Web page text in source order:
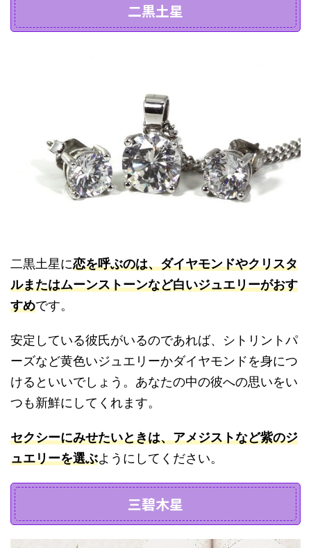
二黒土星
二黒土星に恋を呼ぶのは、ダイヤモンドやクリスタ
ルまたはムーンストーンなど白いジュエリーがおす
すめです。
安定している彼氏がいるのであれば、シトリントパ
ーズなど黄色いジュエリーかダイヤモンドを身につ
けるといいでしょう。あなたの中の彼への思いをい
つも新鮮にしてくれます。
セクシーにみせたいときは、アメジストなど紫のジ
ュエリーを選ぶようにしてください。
三碧木星